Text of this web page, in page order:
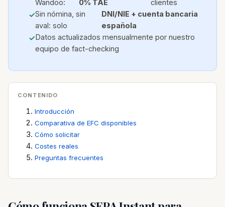
Wandoo:
0% TAE
clientes
Sin nómina, sin
aval: solo
DNI/NIE + cuenta bancaria
española
Datos actualizados mensualmente por nuestro
equipo de fact-checking
CONTENIDO
Introducción
Comparativa de EFC disponibles
Cómo solicitar
Costes reales
Preguntas frecuentes